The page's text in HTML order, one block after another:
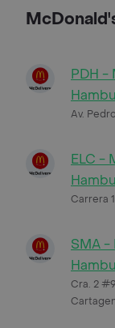
PDH -
Av.
ELC -
Carrera
SMA -
Cra. 2